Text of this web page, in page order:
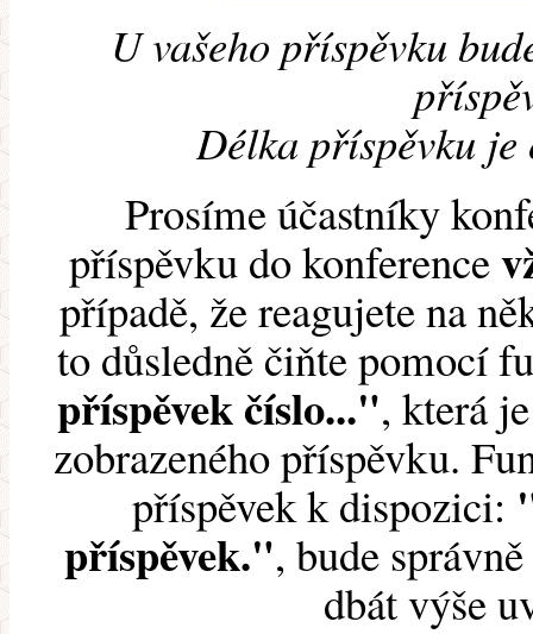
U vašeho příspěvku
Délka příspěvku je
Prosíme účastníky
příspěvku do konference
případě, že reagujete na
to důsledně čiňte pomocí
příspěvek číslo...", která
zobrazeného příspěvku.
příspěvek k dispozici:
příspěvek.", bude
dbát výše